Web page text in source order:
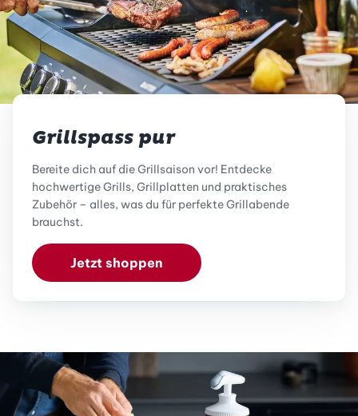
Grillspass pur
Bereite dich auf die Grillsaison vor! Entdecke
hochwertige Grills, Grillplatten und praktisches
Zubehör – alles, was du für perfekte Grillabende
brauchst.
Jetzt shoppen